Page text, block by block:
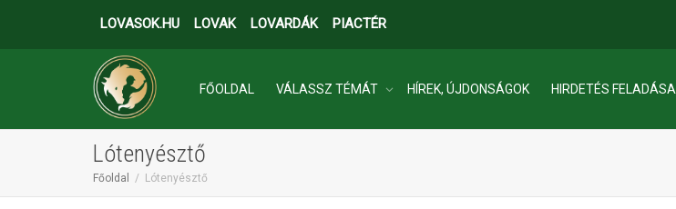
LOVASOK.HU LOVAK LOVARDÁK PIACTÉR
FŐOLDAL VÁLASSZ TÉMÁT HÍREK, ÚJDONSÁGOK HIRDETÉS FELADÁSA
Lótenyésztő
Főoldal Lótenyésztő